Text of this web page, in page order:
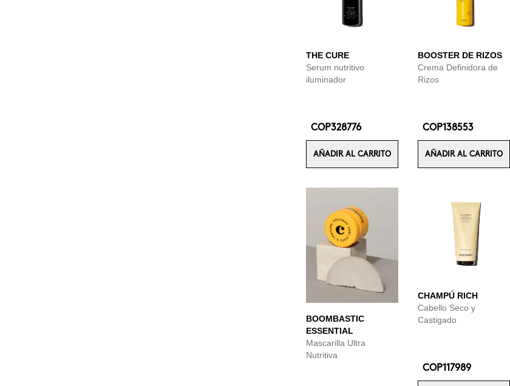
THE CURE
Serum nutritivo
iluminador
COP328776
AÑADIR AL CARRITO
BOOSTER DE RIZOS
Crema Definidora de
Rizos
COP138553
AÑADIR AL CARRITO
BOOMBASTIC
ESSENTIAL
Mascarilla Ultra
Nutritiva
CHAMPÚ RICH
Cabello Seco y
Castigado
COP117989